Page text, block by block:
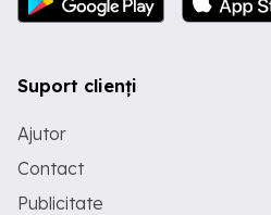
Suport clienți
Ajutor
Contact
Publicitate